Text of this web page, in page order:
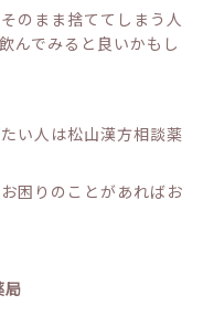
のまま捨ててしまう人
んでみると良いかもし
い人は松山漢方相談薬
困りのことがあればお
局